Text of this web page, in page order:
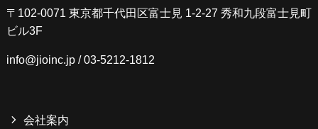
〒102-0071 東京都千代田区富士見 1-2-27 秀和九段富士見町
ビル3F
info@jioinc.jp/ 03-5212-1812
会社案内